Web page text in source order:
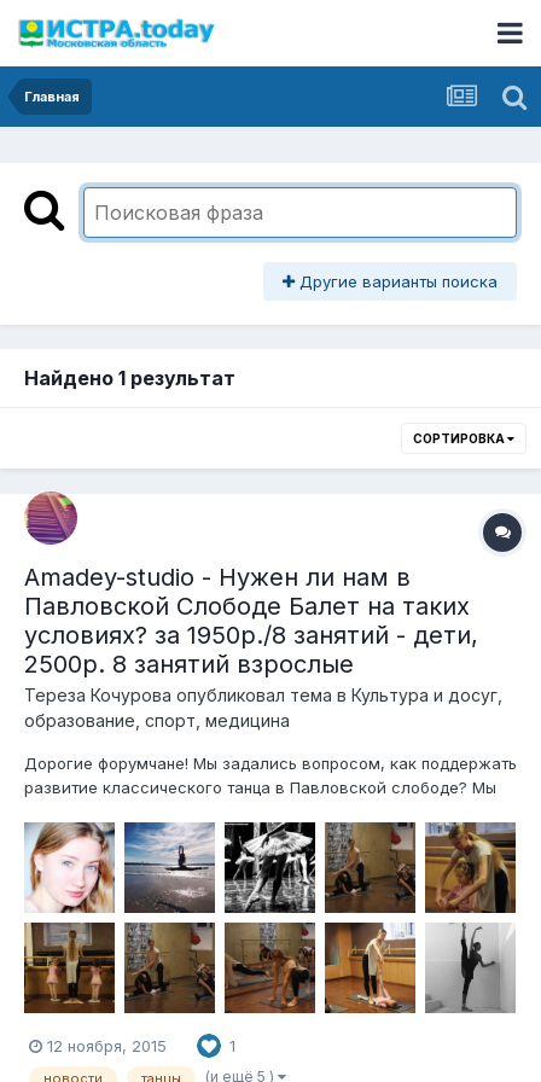
Главная
Другие варианты поиска
Найдено 1 результат
СОРТИРОВКА
Amadey-studio - Нужен ли нам в
Павловской Слободе Балет на таких
условиях? за 1950р./8 занятий - дети,
2500р. 8 занятий взрослые
Тереза Кочурова опубликовал тема в Культура и досуг,
образование, спорт, медицина
Дорогие форумчане! Мы задались вопросом, как поддержать
развитие классического танца в Павловской слободе? Мы
доступным - поэтому и цена 1950р. за 8 занятий в группе до
12 человек будет утверждена на весь пер...
12 ноября, 2015 1
новости танцы (и ещё 5 )